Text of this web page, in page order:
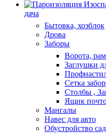
дача
Бытовка, хозблок
Дрова
Заборы
Ворота,
Заглушки
Сетка
Столбы ,
Ящик
Мангалы
Навес для авто
Обустройство